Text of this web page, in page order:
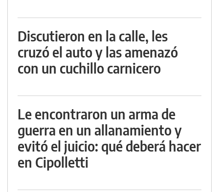
Discutieron en la calle, les
cruzó el auto y las amenazó
con un cuchillo carnicero
Le encontraron un arma de
guerra en un allanamiento y
evitó el juicio: qué deberá hacer
en Cipolletti